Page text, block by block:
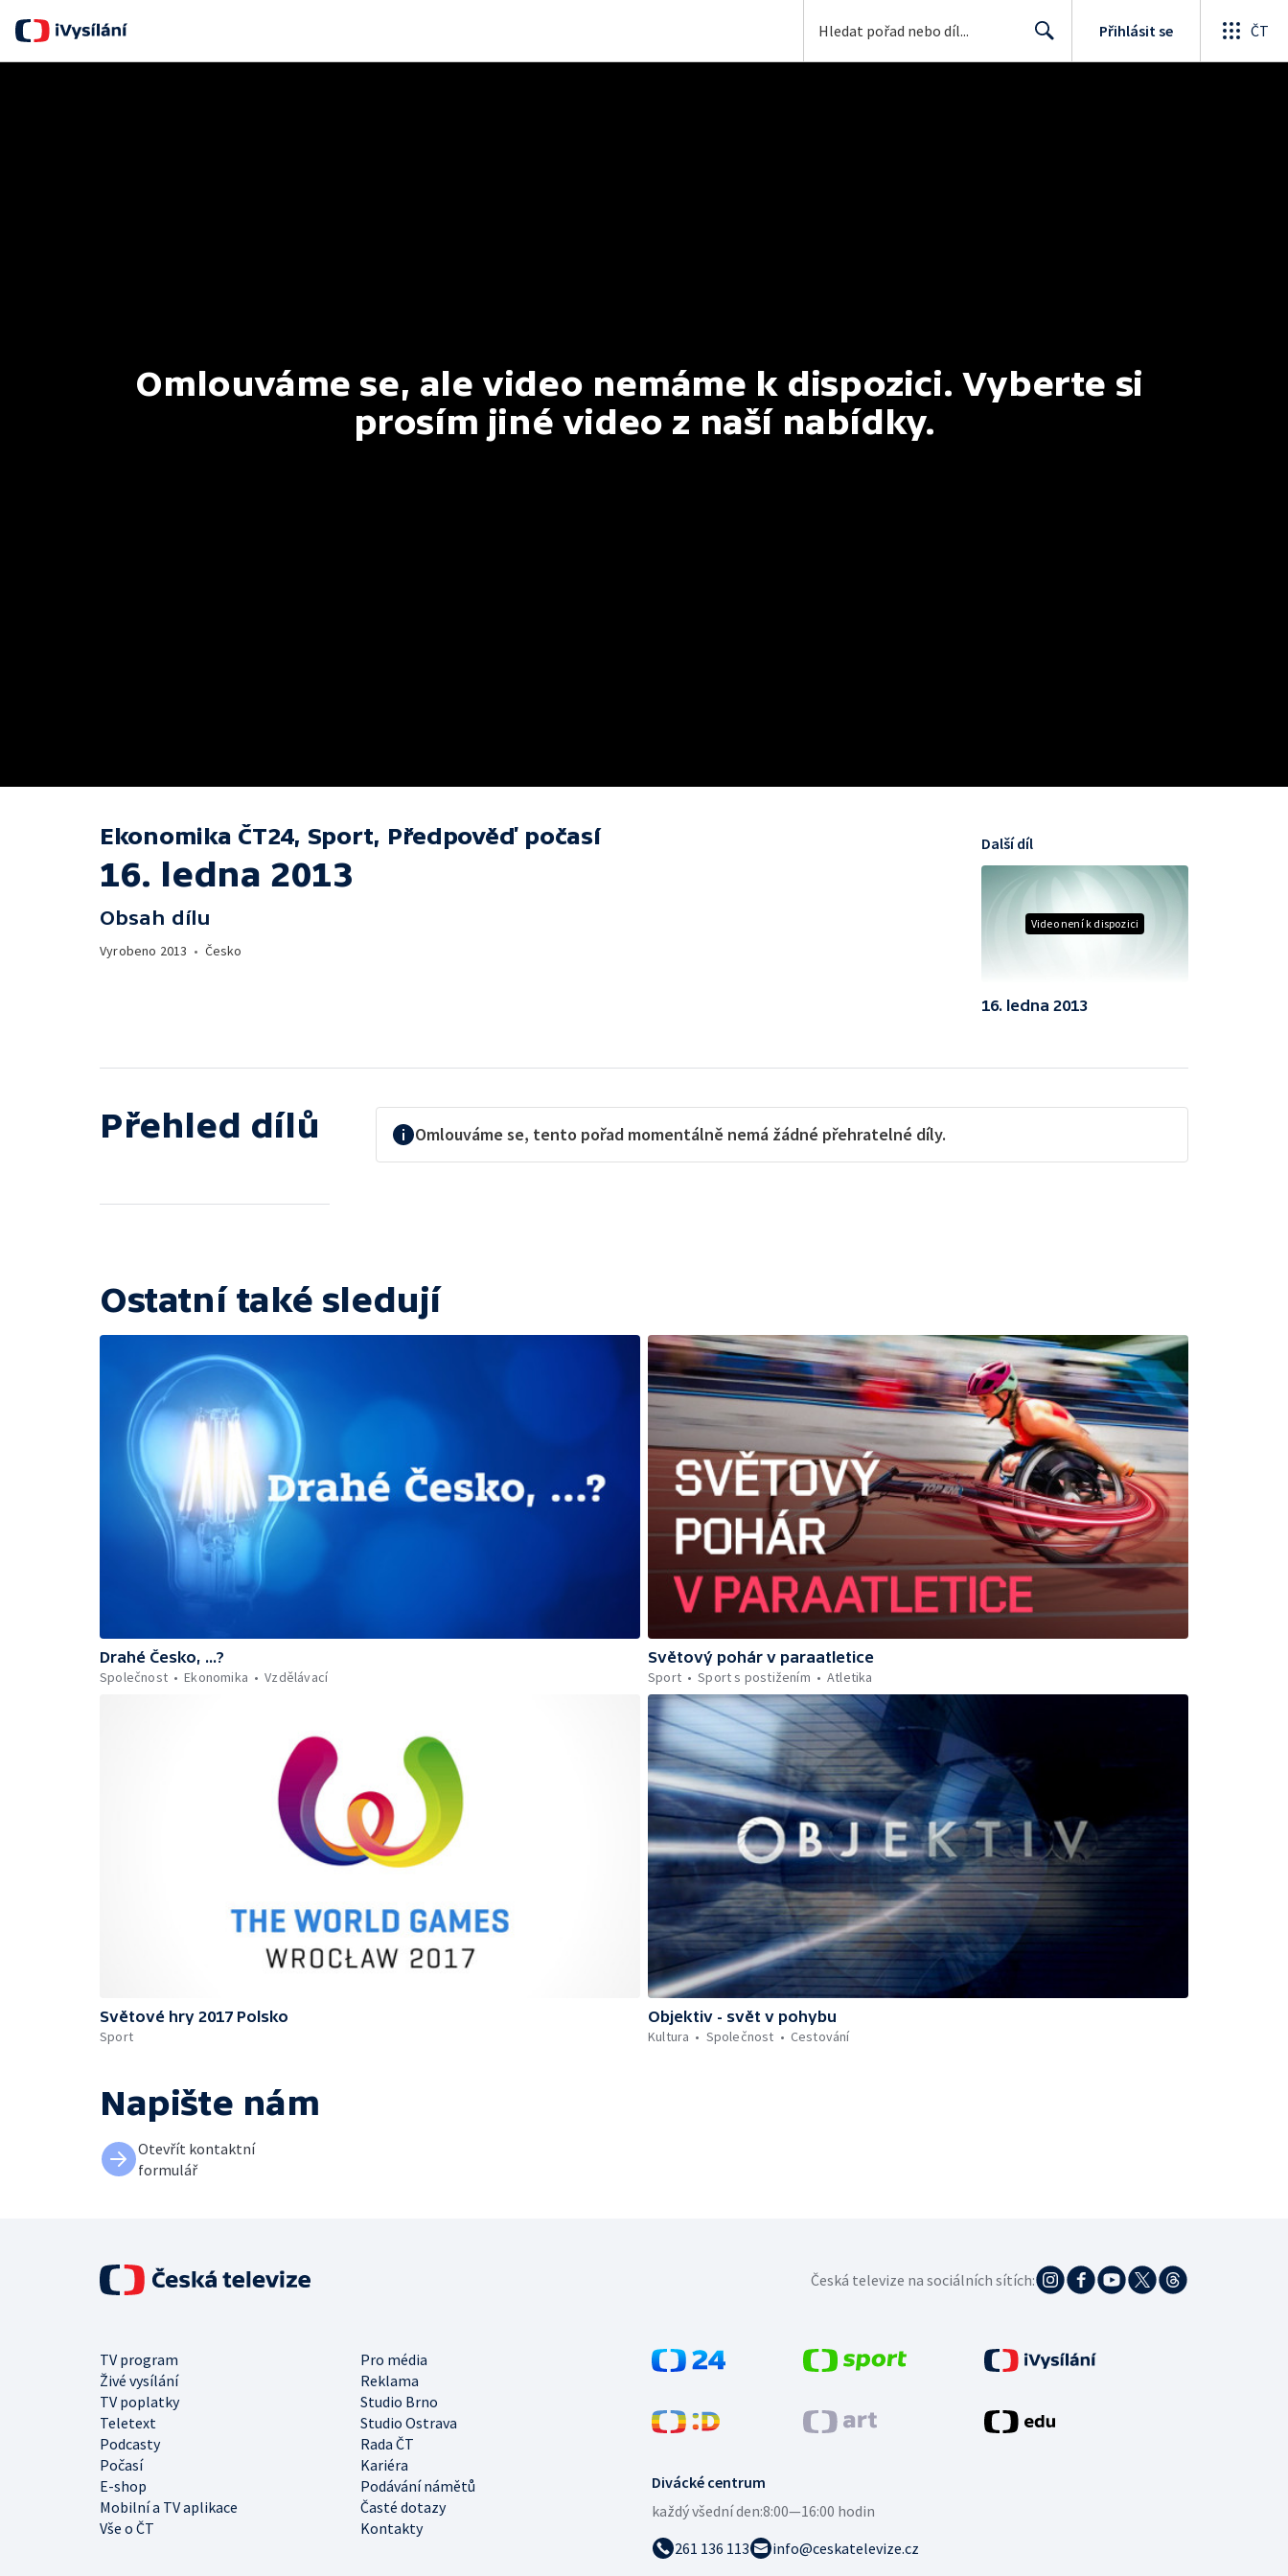
Přihlásit se ČT
Omlouváme se, ale video nemáme k dispozici. Vyberte si
prosím jiné video z naší nabídky.
Ekonomika ČT24, Sport, Předpověď počasí
16. ledna 2013
Obsah dílu
Vyrobeno 2013 • Česko
Video není k dispozici
Další díl
16. ledna 2013
Přehled dílů Omlouváme se, tento pořad momentálně nemá žádné přehratelné díly.
Ostatní také sledují
Drahé Česko, ...?
Společnost
Ekonomika Vzdělávací
Světový pohár v paraatletice
Sport
Sport s postižením Atletika
Světové hry 2017 Polsko
Sport
Objektiv - svět v pohybu
Kultura
Společnost Cestování
Napište nám
Otevřít kontaktní
formulář
Divácké centrum
každý všední den:8:00—16:00 hodin
261 136 113
info@ceskatelevize.cz
TV program
Pro média
Živé vysílání
Reklama
TV poplatky
Studio Brno
Teletext
Studio Ostrava
Podcasty
Rada ČT
Počasí
Kariéra
E-shop
Podávání námětů
Mobilní a TV aplikace
Časté dotazy
Vše o ČT
Kontakty
Česká televize na sociálních sítích: